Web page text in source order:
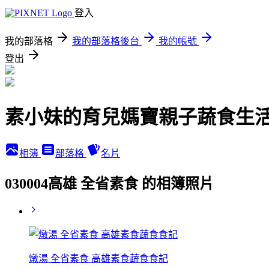
登入
我的部落格 我的部落格後台
我的帳號
登出
素小妹的育兒媽寶親子蔬食生
相簿 部落格 名片
030004高雄 全省素食 的相簿照片
燉湯 全省素食 高雄素食蔬食食記